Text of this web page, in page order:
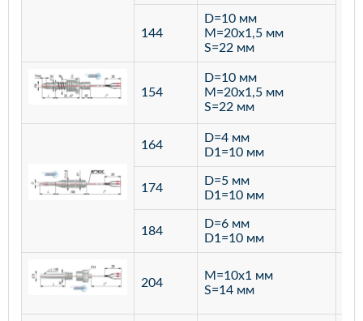
144
D=10 мм
M=20х1,5 мм
S=22 мм
154
D=10 мм
M=20х1,5 мм
S=22 мм
164
D=4 мм
D1=10 мм
174
D=5 мм
D1=10 мм
184
D=6 мм
D1=10 мм
204
M=10х1 мм
S=14 мм